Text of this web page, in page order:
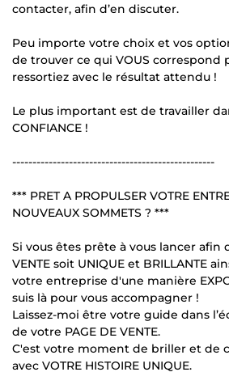
contacter, afin d’en discuter.
Peu importe votre choix et vos
de trouver ce qui VOUS correspond
ressortiez avec le résultat attendu !
Le plus important est de travailler
CONFIANCE !
--------------------------------------------------
*** PRET A PROPULSER VOTRE
NOUVEAUX SOMMETS ? ***
Si vous êtes prête à vous lancer afin
VENTE soit UNIQUE et BRILLANTE
votre entreprise d'une manière
suis là pour vous accompagner !
Laissez-moi être votre guide dans
de votre PAGE DE VENTE.
C'est votre moment de briller et de
avec VOTRE HISTOIRE UNIQUE.